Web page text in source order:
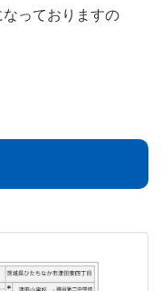
っておりますの